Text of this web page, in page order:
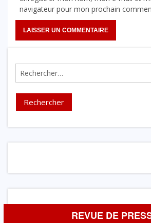
navigateur pour mon prochain
Rechercher :
REVUE DE